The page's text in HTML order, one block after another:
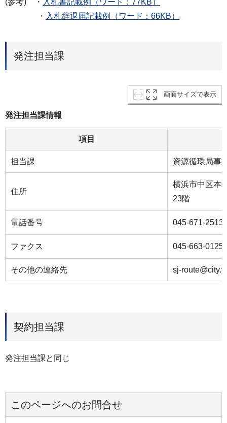
・ 入札辞退届記載例（ワード：66KB）
発注担当課
画面サイズで表示
発注担当課情報
項目
担当課 資源循環局事
住所
横浜市中区本
23階
電話番号 045-671-2513
ファクス 045-663-0125
その他の連絡先 sj-
契約担当課
発注担当課と同じ
このページへのお問合せ